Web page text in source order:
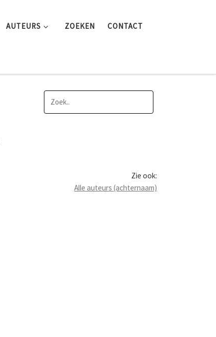
AUTEURS ZOEKEN CONTACT
Zie ook:
Alle auteurs (achternaam)